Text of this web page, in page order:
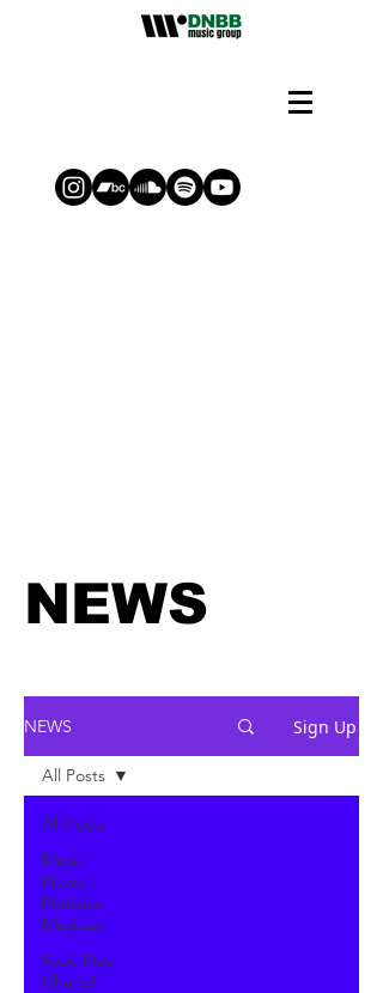
NEWS
NEWS Sign Up
All Posts
Music
News I
Noticias
Musicais!
Você Nos
Charts!
All Posts